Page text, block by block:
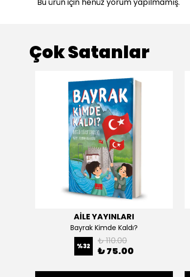
Bu ürün için henüz yorum yapılmamış.
Çok Satanlar
AİLE YAYINLARI
Bayrak Kimde Kaldı?
%32 ₺ 110.00
₺ 75.00